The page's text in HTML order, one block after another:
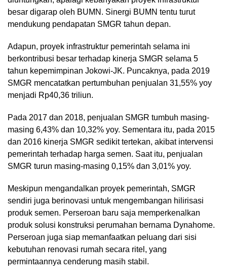
besar digarap oleh BUMN. Sinergi BUMN tentu turut
mendukung pendapatan SMGR tahun depan.
Adapun, proyek infrastruktur pemerintah selama ini
berkontribusi besar terhadap kinerja SMGR selama 5
tahun kepemimpinan Jokowi-JK. Puncaknya, pada 2019
SMGR mencatatkan pertumbuhan penjualan 31,55% yoy
menjadi Rp40,36 triliun.
Pada 2017 dan 2018, penjualan SMGR tumbuh masing-
masing 6,43% dan 10,32% yoy. Sementara itu, pada 2015
dan 2016 kinerja SMGR sedikit tertekan, akibat intervensi
pemerintah terhadap harga semen. Saat itu, penjualan
SMGR turun masing-masing 0,15% dan 3,01% yoy.
Meskipun mengandalkan proyek pemerintah, SMGR
sendiri juga berinovasi untuk mengembangan hilirisasi
produk semen. Perseroan baru saja memperkenalkan
produk solusi konstruksi perumahan bernama Dynahome.
Perseroan juga siap memanfaatkan peluang dari sisi
kebutuhan renovasi rumah secara ritel, yang
permintaannya cenderung masih stabil.